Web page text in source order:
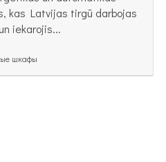
kas Latvijas tirgū darbojas
iekarojis...
шкафы